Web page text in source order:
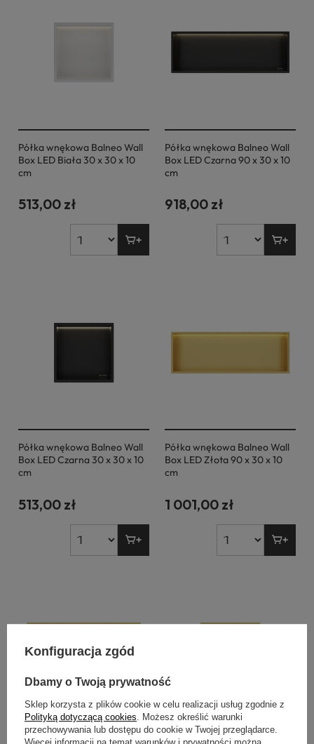
Półka wnękowa Balneo Wall
Box LED Biała 30 x 30 x 10
cm
513,00 zł
Półka wnękowa Balneo Wall
Box LED Czarna 90 x 30 x 10
cm
918,00 zł
Półka wnękowa Balneo Wall
Box LED Czarna 30 x 30 x 10
cm
513,00 zł
Półka wnękowa Balneo Wall
Box LED Złota 90 x 30 x 10
cm
1 001,00 zł
Konfiguracja zgód
Dbamy o Twoją prywatność
Sklep korzysta z plików cookie w celu realizacji usług zgodnie z
Polityką dotyczącą cookies . Możesz określić warunki
przechowywania lub dostępu do cookie w Twojej przeglądarce.